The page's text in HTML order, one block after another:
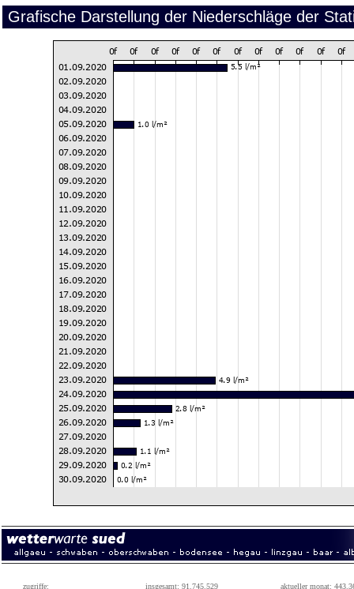
Grafische Darstellung der Niederschläge der
zugriffe: insgesamt: 91.745.529 aktueller monat: